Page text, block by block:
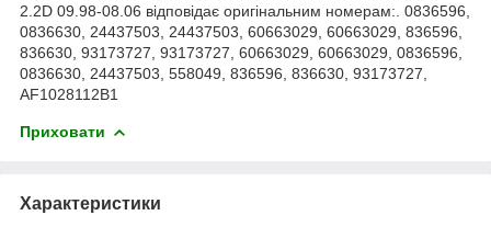
2.2D 09.98-08.06 відповідає оригінальним номерам:. 0836596,
0836630, 24437503, 24437503, 60663029, 60663029, 836596,
836630, 93173727, 93173727, 60663029, 60663029, 0836596,
0836630, 24437503, 558049, 836596, 836630, 93173727,
AF1028112B1
Приховати
Характеристики